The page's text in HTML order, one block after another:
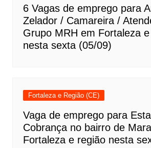
6 Vagas de emprego para
Zelador / Camareira /
Grupo MRH em Fortaleza
nesta sexta (05/09)
Fortaleza e Região (CE)
Vaga de emprego para
Cobrança no bairro de
Fortaleza e região nesta